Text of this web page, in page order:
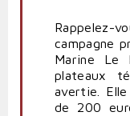
campagne
Marine Le
plateaux
avertie.
de 200